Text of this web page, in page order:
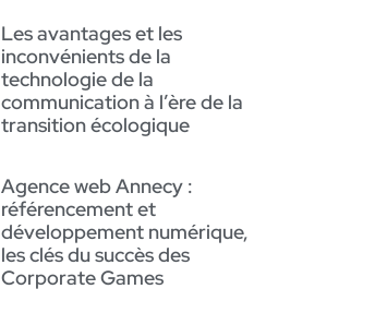
Les avantages et les
inconvénients de la
technologie de la
communication à l’ère de la
transition écologique
Agence web Annecy :
référencement et
développement numérique,
les clés du succès des
Corporate Games